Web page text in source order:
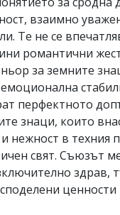
взаимно
Те не се
романтични
за земните
перфектното
знаци, които
нежност в техния
свят. Съюзът
здрав,